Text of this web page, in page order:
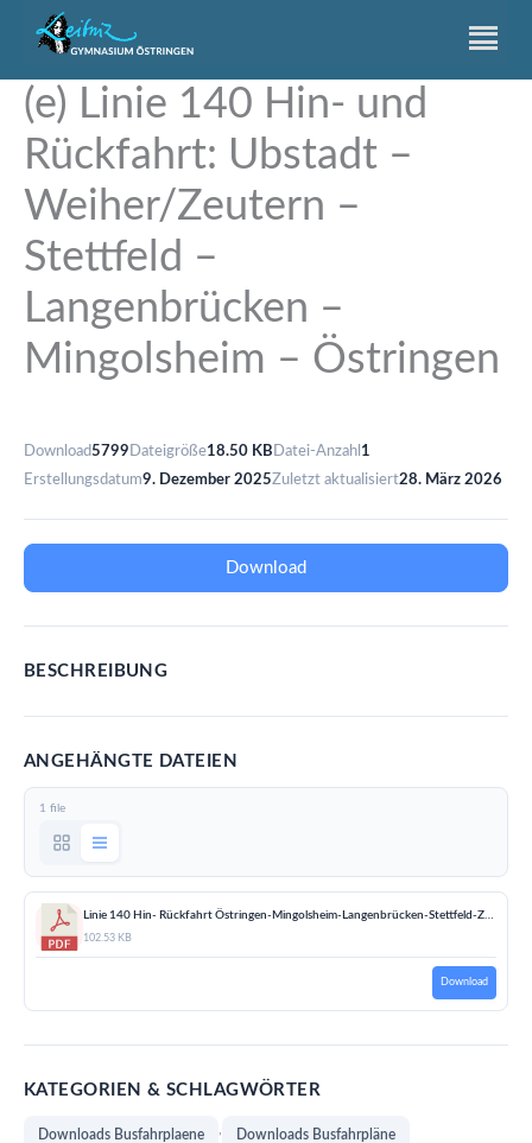
(e) Linie 140 Hin- und
Rückfahrt: Ubstadt –
Weiher/Zeutern –
Stettfeld –
Langenbrücken –
Mingolsheim – Östringen
Download5799 Dateigröße18.50 KB Datei-Anzahl 1
Erstellungsdatum9. Dezember 2025Zuletzt aktualisiert28. März 2026
Download
BESCHREIBUNG
ANGEHÄNGTE DATEIEN
1 file
Linie 140 Hin- Rückfahrt Östringen-Mingolsheim-Langenbrücken-Stettfeld-Zeutern-Weiher-Ubstadt (ab 13.04.2026).pdf
102.53 KB
Download
KATEGORIEN & SCHLAGWÖRTER
Downloads Busfahrplaene Downloads Busfahrpläne